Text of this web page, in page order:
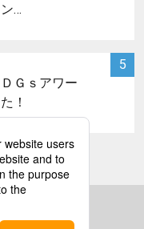
…
5
Ｇｓアワー
！